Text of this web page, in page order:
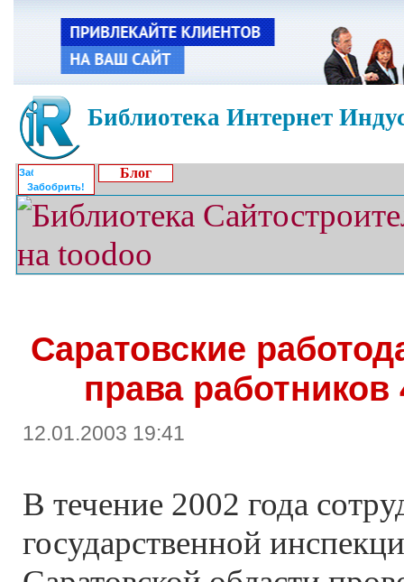
Библиотека Интернет
Забобрить!
Блог
Саратовские
права работников
12.01.2003 19:41
В течение 2002 года
государственной